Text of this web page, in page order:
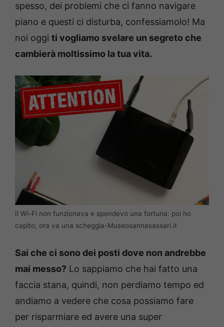
spesso, dei problemi che ci fanno navigare
piano e questi ci disturba, confessiamolo! Ma
noi oggi ti vogliamo svelare un segreto che
cambierà moltissimo la tua vita.
Il Wi-Fi non funzionava e spendevo una fortuna: poi ho
capito, ora va una scheggia-Museosannasassari.it
Sai che ci sono dei posti dove non andrebbe
mai messo? Lo sappiamo che hai fatto una
faccia stana, quindi, non perdiamo tempo ed
andiamo a vedere che cosa possiamo fare
per risparmiare ed avere una super